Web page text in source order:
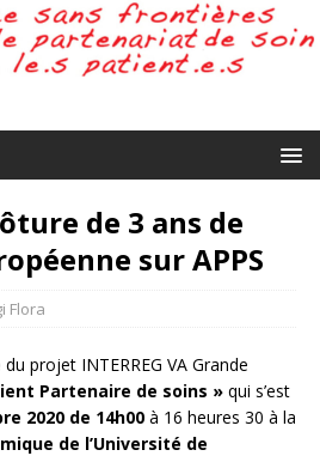
de 3 ans de
sur APPS
Flora
du projet INTERREG VA Grande
Partenaire de soins » qui s’est
2020 de 14h00 à 16 heures 30 à la
de l’Université de